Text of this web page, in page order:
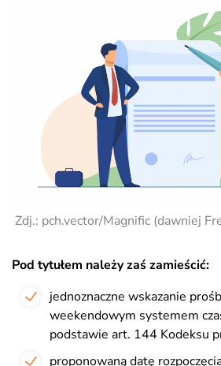
Zdj.: pch.vector/Magnific (dawniej
Pod tytułem należy zaś zamieścić:
jednoznaczne wskazanie
weekendowym systemem
podstawie art. 144 Kodeksu
proponowaną datę